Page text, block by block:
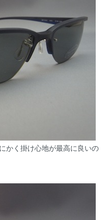
かく掛け心地が最高に良いの